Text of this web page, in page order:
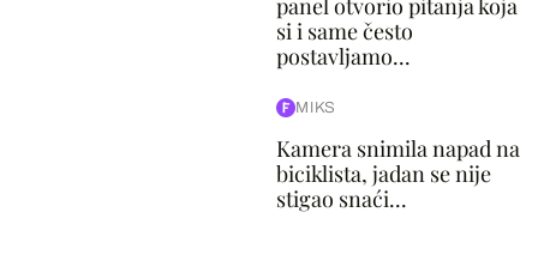
panel otvorio pitanja koja
si i same često
postavljamo...
MIKS
Kamera snimila napad na
biciklista, jadan se nije
stigao snaći...